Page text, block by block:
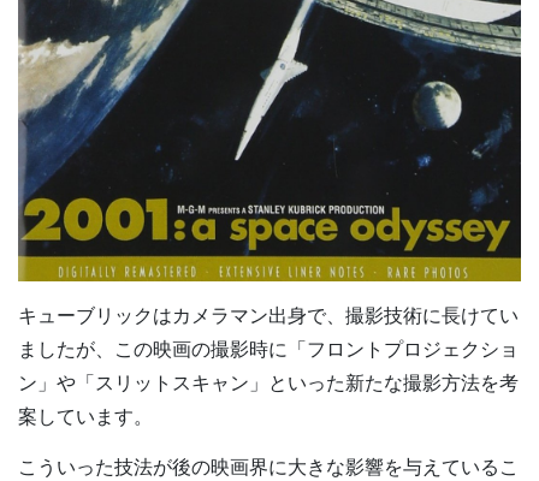
キューブリックはカメラマン出身で、撮影技術に長けてい
ましたが、この映画の撮影時に「フロントプロジェクショ
ン」や「スリットスキャン」といった新たな撮影方法を考
案しています。
こういった技法が後の映画界に大きな影響を与えているこ